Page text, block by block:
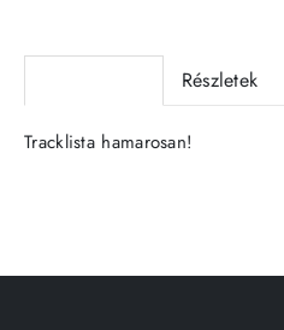
Részletek
Tracklista hamarosan!